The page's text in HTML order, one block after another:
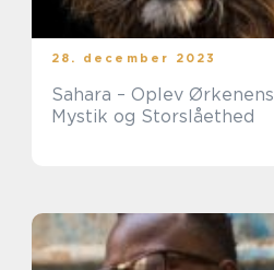
28. december 2023
Sahara – Oplev Ørkenens
Mystik og Storslåethed